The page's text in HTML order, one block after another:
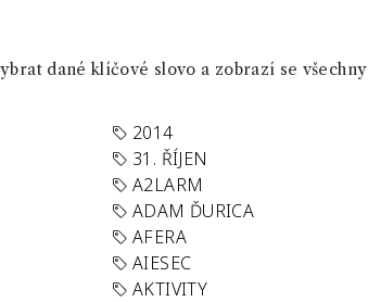
dané klíčové slovo a zobrazí se všechny
2014
31. ŘÍJEN
A2LARM
ADAM ĎURICA
AFERA
AIESEC
AKTIVITY